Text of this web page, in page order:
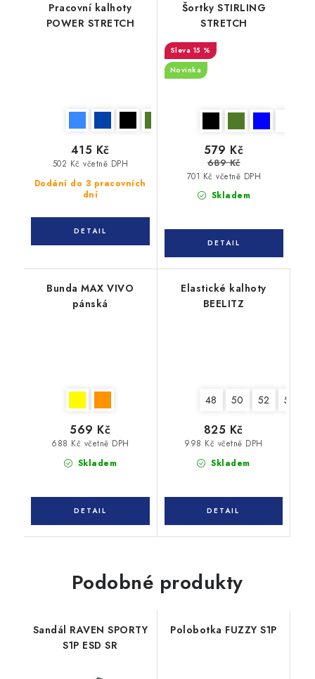
Pracovní kalhoty
POWER STRETCH
Dodání do 3 pracovních
dní
502 Kč včetně DPH
415 Kč
Šortky STIRLING
STRETCH
15 %
Novinka
Skladem
701 Kč včetně DPH
579 Kč
689 Kč
Bunda MAX VIVO
pánská
Skladem
688 Kč včetně DPH
569 Kč
Elastické kalhoty
BEELITZ
48 50 52 54
Skladem
998 Kč včetně DPH
825 Kč
Podobné produkty
Sandál RAVEN SPORTY
S1P ESD SR
Polobotka FUZZY S1P